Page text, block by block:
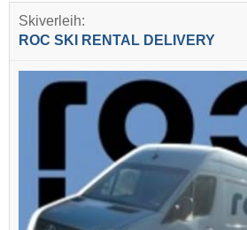
Skiverleih:
ROC SKI RENTAL DELIVERY